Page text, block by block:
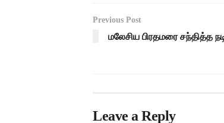
Previous Post
மலேசிய பிரதமரை சந்தித்த
Leave a Reply